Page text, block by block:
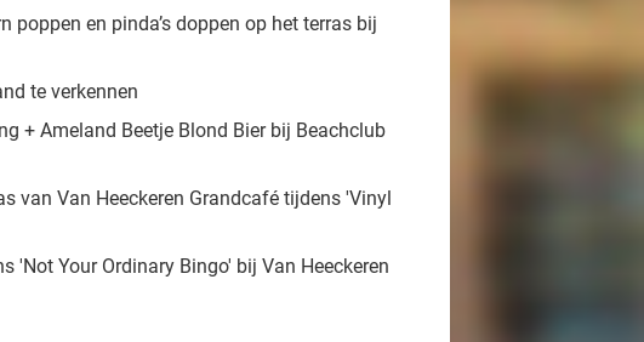
poppen en pinda’s doppen op het terras bij
te verkennen
+ Ameland Beetje Blond Bier bij Beachclub
van Van Heeckeren Grandcafé tijdens 'Vinyl
'Not Your Ordinary Bingo' bij Van Heeckeren